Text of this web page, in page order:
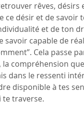
rêves, désirs
ce désir et de savoir
et de ton
savoir capable de
Cela passe
la compréhension
dans le ressenti
disponible à tes
te traverse.